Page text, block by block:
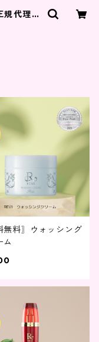
代理店
無料〗ウォッシング
ム